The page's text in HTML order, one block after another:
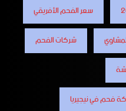
سعر الفحم الأفريقي
شركات الفحم
فحم في نيجيريا